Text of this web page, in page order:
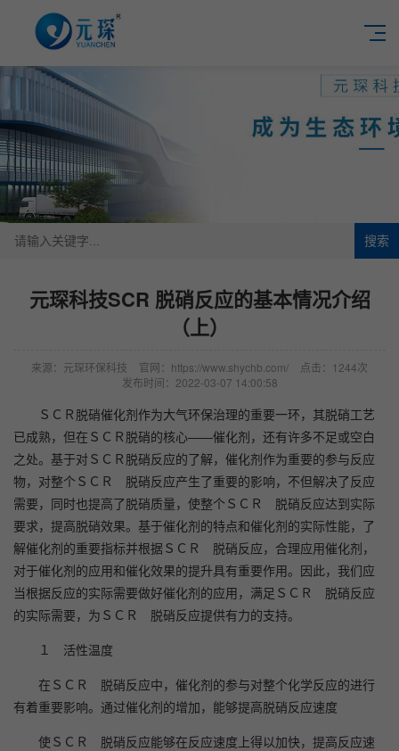
搜索
元琛科技SCR 脱硝反应的基本情况介绍
（上）
来源：元琛环保科技 官网：https://www.shychb.com/
点击：1244次
发布时间：2022-03-07 14:00:58
ＳＣＲ脱硝催化剂作为大气环保治理的重要一环，其脱硝工艺
已成熟，但在ＳＣＲ脱硝的核心——催化剂，还有许多不足或空白
之处。基于对ＳＣＲ脱硝反应的了解，催化剂作为重要的参与反应
物，对整个ＳＣＲ 脱硝反应产生了重要的影响，不但解决了反应
需要，同时也提高了脱硝质量，使整个ＳＣＲ 脱硝反应达到实际
要求，提高脱硝效果。基于催化剂的特点和催化剂的实际性能，了
解催化剂的重要指标并根据ＳＣＲ 脱硝反应，合理应用催化剂，
对于催化剂的应用和催化效果的提升具有重要作用。因此，我们应
当根据反应的实际需要做好催化剂的应用，满足ＳＣＲ 脱硝反应
的实际需要，为ＳＣＲ 脱硝反应提供有力的支持。
１ 活性温度
在ＳＣＲ 脱硝反应中，催化剂的参与对整个化学反应的进行
有着重要影响。通过催化剂的增加，能够提高脱硝反应速度
使ＳＣＲ 脱硝反应能够在反应速度上得以加快，提高反应速